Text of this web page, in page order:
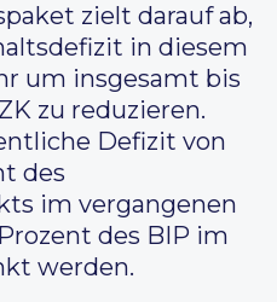
zielt darauf ab,
in diesem
um insgesamt bis
zu reduzieren.
Defizit von
des
im vergangenen
des BIP im
werden.